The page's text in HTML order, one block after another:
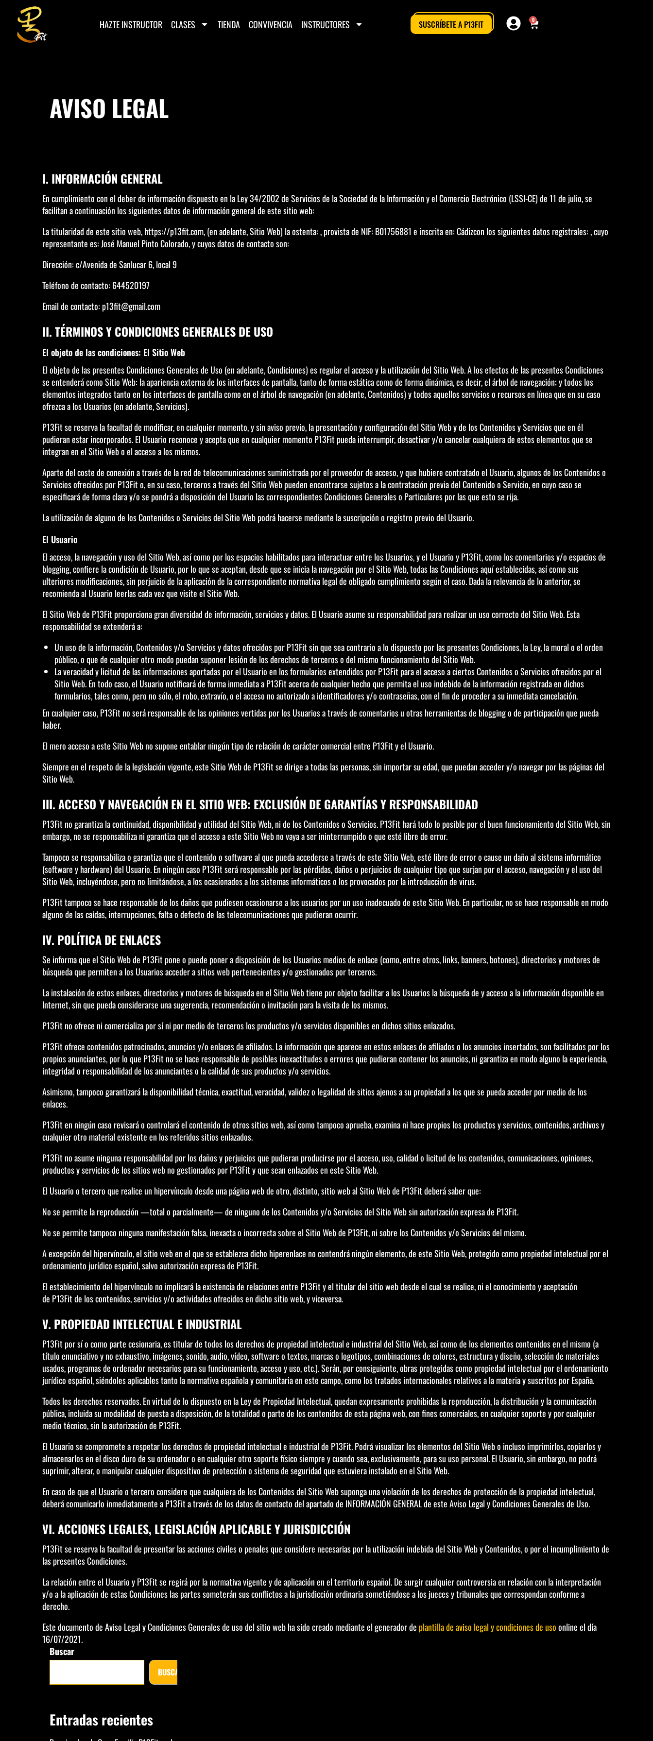
HAZTE INSTRUCTOR CLASES TIENDA CONVIVENCIA INSTRUCTORES SUSCRÍBETE A P13FIT 0
AVISO LEGAL
I. INFORMACIÓN GENERAL
En cumplimiento con el deber de información dispuesto en la Ley 34/2002 de Servicios de la Sociedad de la Información y el Comercio Electrónico (LSSI-CE) de 11 de julio, se
facilitan a continuación los siguientes datos de información general de este sitio web:
La titularidad de este sitio web, https://p13fit.com, (en adelante, Sitio Web) la ostenta: , provista de NIF: B01756881 e inscrita en: Cádizcon los siguientes datos registrales: , cuyo
representante es: José Manuel Pinto Colorado, y cuyos datos de contacto son:
Dirección: c/Avenida de Sanlucar 6, local 9
Teléfono de contacto: 644520197
Email de contacto: p13fit@gmail.com
II. TÉRMINOS Y CONDICIONES GENERALES DE USO
El objeto de las condiciones: El Sitio Web
El objeto de las presentes Condiciones Generales de Uso (en adelante, Condiciones) es regular el acceso y la utilización del Sitio Web. A los efectos de las presentes Condiciones
se entenderá como Sitio Web: la apariencia externa de los interfaces de pantalla, tanto de forma estática como de forma dinámica, es decir, el árbol de navegación; y todos los
elementos integrados tanto en los interfaces de pantalla como en el árbol de navegación (en adelante, Contenidos) y todos aquellos servicios o recursos en línea que en su caso
ofrezca a los Usuarios (en adelante, Servicios).
P13Fit se reserva la facultad de modificar, en cualquier momento, y sin aviso previo, la presentación y configuración del Sitio Web y de los Contenidos y Servicios que en él
pudieran estar incorporados. El Usuario reconoce y acepta que en cualquier momento P13Fit pueda interrumpir, desactivar y/o cancelar cualquiera de estos elementos que se
integran en el Sitio Web o el acceso a los mismos.
Aparte del coste de conexión a través de la red de telecomunicaciones suministrada por el proveedor de acceso, y que hubiere contratado el Usuario, algunos de los Contenidos o
Servicios ofrecidos por P13Fit o, en su caso, terceros a través del Sitio Web pueden encontrarse sujetos a la contratación previa del Contenido o Servicio, en cuyo caso se
especificará de forma clara y/o se pondrá a disposición del Usuario las correspondientes Condiciones Generales o Particulares por las que esto se rija.
La utilización de alguno de los Contenidos o Servicios del Sitio Web podrá hacerse mediante la suscripción o registro previo del Usuario.
El Usuario
El acceso, la navegación y uso del Sitio Web, así como por los espacios habilitados para interactuar entre los Usuarios, y el Usuario y P13Fit, como los comentarios y/o espacios de
blogging, confiere la condición de Usuario, por lo que se aceptan, desde que se inicia la navegación por el Sitio Web, todas las Condiciones aquí establecidas, así como sus
ulteriores modificaciones, sin perjuicio de la aplicación de la correspondiente normativa legal de obligado cumplimiento según el caso. Dada la relevancia de lo anterior, se
recomienda al Usuario leerlas cada vez que visite el Sitio Web.
El Sitio Web de P13Fit proporciona gran diversidad de información, servicios y datos. El Usuario asume su responsabilidad para realizar un uso correcto del Sitio Web. Esta
responsabilidad se extenderá a:
Un uso de la información, Contenidos y/o Servicios y datos ofrecidos por P13Fit sin que sea contrario a lo dispuesto por las presentes Condiciones, la Ley, la moral o el orden
público, o que de cualquier otro modo puedan suponer lesión de los derechos de terceros o del mismo funcionamiento del Sitio Web.
La veracidad y licitud de las informaciones aportadas por el Usuario en los formularios extendidos por P13Fit para el acceso a ciertos Contenidos o Servicios ofrecidos por el
Sitio Web. En todo caso, el Usuario notificará de forma inmediata a P13Fit acerca de cualquier hecho que permita el uso indebido de la información registrada en dichos
formularios, tales como, pero no sólo, el robo, extravío, o el acceso no autorizado a identificadores y/o contraseñas, con el fin de proceder a su inmediata cancelación.
En cualquier caso, P13Fit no será responsable de las opiniones vertidas por los Usuarios a través de comentarios u otras herramientas de blogging o de participación que pueda
haber.
El mero acceso a este Sitio Web no supone entablar ningún tipo de relación de carácter comercial entre P13Fit y el Usuario.
Siempre en el respeto de la legislación vigente, este Sitio Web de P13Fit se dirige a todas las personas, sin importar su edad, que puedan acceder y/o navegar por las páginas del
Sitio Web.
III. ACCESO Y NAVEGACIÓN EN EL SITIO WEB: EXCLUSIÓN DE GARANTÍAS Y RESPONSABILIDAD
P13Fit no garantiza la continuidad, disponibilidad y utilidad del Sitio Web, ni de los Contenidos o Servicios. P13Fit hará todo lo posible por el buen funcionamiento del Sitio Web, sin
embargo, no se responsabiliza ni garantiza que el acceso a este Sitio Web no vaya a ser ininterrumpido o que esté libre de error.
Tampoco se responsabiliza o garantiza que el contenido o software al que pueda accederse a través de este Sitio Web, esté libre de error o cause un daño al sistema informático
(software y hardware) del Usuario. En ningún caso P13Fit será responsable por las pérdidas, daños o perjuicios de cualquier tipo que surjan por el acceso, navegación y el uso del
Sitio Web, incluyéndose, pero no limitándose, a los ocasionados a los sistemas informáticos o los provocados por la introducción de virus.
P13Fit tampoco se hace responsable de los daños que pudiesen ocasionarse a los usuarios por un uso inadecuado de este Sitio Web. En particular, no se hace responsable en modo
alguno de las caídas, interrupciones, falta o defecto de las telecomunicaciones que pudieran ocurrir.
IV. POLÍTICA DE ENLACES
Se informa que el Sitio Web de P13Fit pone o puede poner a disposición de los Usuarios medios de enlace (como, entre otros, links, banners, botones), directorios y motores de
búsqueda que permiten a los Usuarios acceder a sitios web pertenecientes y/o gestionados por terceros.
La instalación de estos enlaces, directorios y motores de búsqueda en el Sitio Web tiene por objeto facilitar a los Usuarios la búsqueda de y acceso a la información disponible en
Internet, sin que pueda considerarse una sugerencia, recomendación o invitación para la visita de los mismos.
P13Fit no ofrece ni comercializa por sí ni por medio de terceros los productos y/o servicios disponibles en dichos sitios enlazados.
P13Fit ofrece contenidos patrocinados, anuncios y/o enlaces de afiliados. La información que aparece en estos enlaces de afiliados o los anuncios insertados, son facilitados por los
propios anunciantes, por lo que P13Fit no se hace responsable de posibles inexactitudes o errores que pudieran contener los anuncios, ni garantiza en modo alguno la experiencia,
integridad o responsabilidad de los anunciantes o la calidad de sus productos y/o servicios.
Asimismo, tampoco garantizará la disponibilidad técnica, exactitud, veracidad, validez o legalidad de sitios ajenos a su propiedad a los que se pueda acceder por medio de los
enlaces.
P13Fit en ningún caso revisará o controlará el contenido de otros sitios web, así como tampoco aprueba, examina ni hace propios los productos y servicios, contenidos, archivos y
cualquier otro material existente en los referidos sitios enlazados.
P13Fit no asume ninguna responsabilidad por los daños y perjuicios que pudieran producirse por el acceso, uso, calidad o licitud de los contenidos, comunicaciones, opiniones,
productos y servicios de los sitios web no gestionados por P13Fit y que sean enlazados en este Sitio Web.
El Usuario o tercero que realice un hipervínculo desde una página web de otro, distinto, sitio web al Sitio Web de P13Fit deberá saber que:
No se permite la reproducción —total o parcialmente— de ninguno de los Contenidos y/o Servicios del Sitio Web sin autorización expresa de P13Fit.
No se permite tampoco ninguna manifestación falsa, inexacta o incorrecta sobre el Sitio Web de P13Fit, ni sobre los Contenidos y/o Servicios del mismo.
A excepción del hipervínculo, el sitio web en el que se establezca dicho hiperenlace no contendrá ningún elemento, de este Sitio Web, protegido como propiedad intelectual por el
ordenamiento jurídico español, salvo autorización expresa de P13Fit.
El establecimiento del hipervínculo no implicará la existencia de relaciones entre P13Fit y el titular del sitio web desde el cual se realice, ni el conocimiento y aceptación
de P13Fit de los contenidos, servicios y/o actividades ofrecidos en dicho sitio web, y viceversa.
V. PROPIEDAD INTELECTUAL E INDUSTRIAL
P13Fit por sí o como parte cesionaria, es titular de todos los derechos de propiedad intelectual e industrial del Sitio Web, así como de los elementos contenidos en el mismo (a
título enunciativo y no exhaustivo, imágenes, sonido, audio, vídeo, software o textos, marcas o logotipos, combinaciones de colores, estructura y diseño, selección de materiales
usados, programas de ordenador necesarios para su funcionamiento, acceso y uso, etc.). Serán, por consiguiente, obras protegidas como propiedad intelectual por el ordenamiento
jurídico español, siéndoles aplicables tanto la normativa española y comunitaria en este campo, como los tratados internacionales relativos a la materia y suscritos por España.
Todos los derechos reservados. En virtud de lo dispuesto en la Ley de Propiedad Intelectual, quedan expresamente prohibidas la reproducción, la distribución y la comunicación
pública, incluida su modalidad de puesta a disposición, de la totalidad o parte de los contenidos de esta página web, con fines comerciales, en cualquier soporte y por cualquier
medio técnico, sin la autorización de P13Fit.
El Usuario se compromete a respetar los derechos de propiedad intelectual e industrial de P13Fit. Podrá visualizar los elementos del Sitio Web o incluso imprimirlos, copiarlos y
almacenarlos en el disco duro de su ordenador o en cualquier otro soporte físico siempre y cuando sea, exclusivamente, para su uso personal. El Usuario, sin embargo, no podrá
suprimir, alterar, o manipular cualquier dispositivo de protección o sistema de seguridad que estuviera instalado en el Sitio Web.
En caso de que el Usuario o tercero considere que cualquiera de los Contenidos del Sitio Web suponga una violación de los derechos de protección de la propiedad intelectual,
deberá comunicarlo inmediatamente a P13Fit a través de los datos de contacto del apartado de INFORMACIÓN GENERAL de este Aviso Legal y Condiciones Generales de Uso.
VI. ACCIONES LEGALES, LEGISLACIÓN APLICABLE Y JURISDICCIÓN
P13Fit se reserva la facultad de presentar las acciones civiles o penales que considere necesarias por la utilización indebida del Sitio Web y Contenidos, o por el incumplimiento de
las presentes Condiciones.
La relación entre el Usuario y P13Fit se regirá por la normativa vigente y de aplicación en el territorio español. De surgir cualquier controversia en relación con la interpretación
y/o a la aplicación de estas Condiciones las partes someterán sus conflictos a la jurisdicción ordinaria sometiéndose a los jueces y tribunales que correspondan conforme a
derecho.
Este documento de Aviso Legal y Condiciones Generales de uso del sitio web ha sido creado mediante el generador de plantilla de aviso legal y condiciones de usoonline el día
16/07/2021.
Buscar
BUSCAR
Entradas recientes